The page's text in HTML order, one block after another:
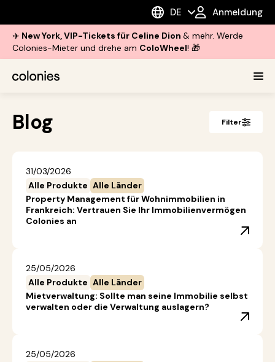
DE Anmeldung
✈️ New York, VIP-Tickets für Celine Dion & mehr. Werde
Colonies-Mieter und drehe am ColoWheel! 🎁
Blog Filter
31/03/2026
Alle Produkte Alle Länder
Property Management für Wohnimmobilien in
Frankreich: Vertrauen Sie Ihr Immobilienvermögen
Colonies an
25/05/2026
Alle Produkte Alle Länder
Mietverwaltung: Sollte man seine Immobilie selbst
verwalten oder die Verwaltung auslagern?
25/05/2026